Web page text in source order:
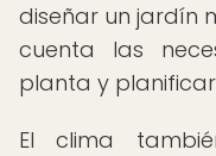
diseñar un jardín
cuenta las
planta y
El clima